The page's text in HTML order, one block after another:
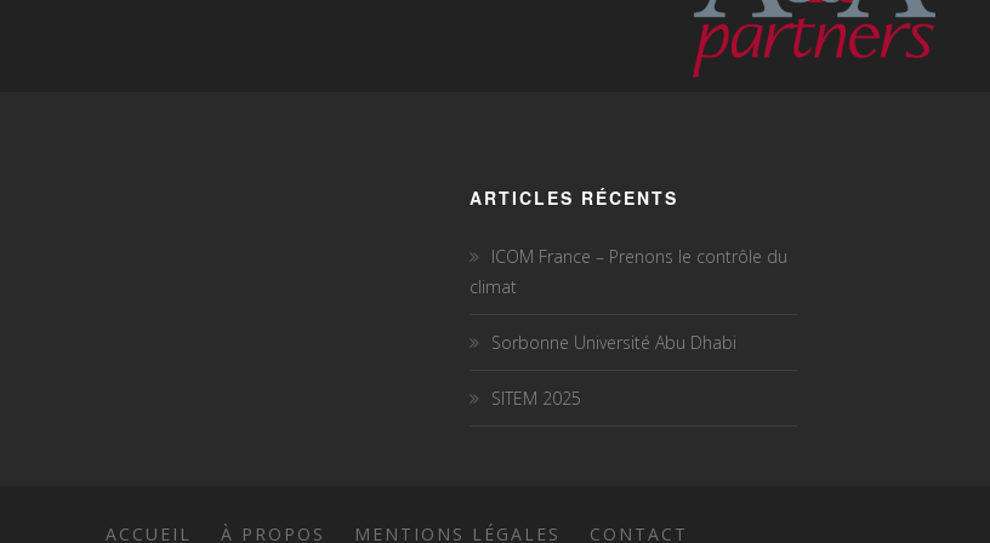
ARTICLES RÉCENTS
ICOM France – Prenons le contrôle du
climat
Sorbonne Université Abu Dhabi
SITEM 2025
ACCUEIL À PROPOS MENTIONS LÉGALES CONTACT